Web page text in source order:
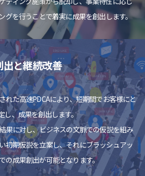
グを行うことで着実に成果を創出します。
と継続改善
れた高速PDCAにより、短期間でお客様にと
し、成果を創出します。
果に対し、ビジネスの文脈での仮説を組み
初期仮説を立案し、それにブラッシュアッ
の成果創出が可能となります。